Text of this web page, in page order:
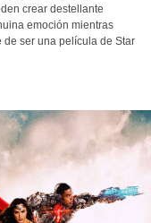
crear destellante
emoción mientras
ser una película de Star